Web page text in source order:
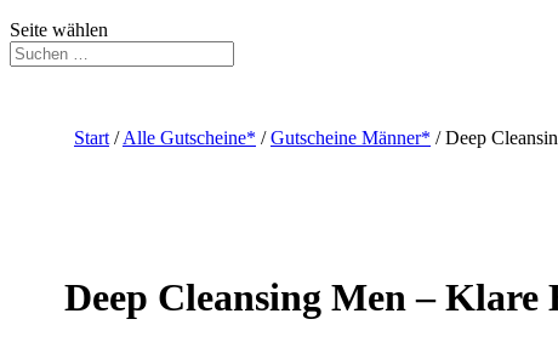
Seite wählen
Start /Alle Gutscheine* /Gutscheine Männer* / Deep
Deep Cleansing Men –